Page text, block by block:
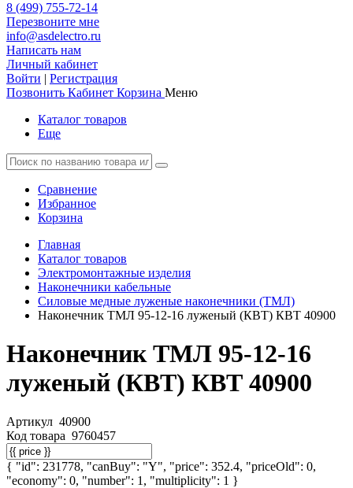
8 (499) 755-72-14
Перезвоните мне
info@asdelectro.ru
Написать нам
Личный кабинет
Войти | Регистрация
Позвонить Кабинет Корзина Меню
Каталог товаров
Еще
Сравнение
Избранное
Корзина
Главная
Каталог товаров
Электромонтажные изделия
Наконечники кабельные
Cиловые медные луженые наконечники (ТМЛ)
Наконечник ТМЛ 95-12-16 луженый (КВТ) КВТ 40900
Наконечник ТМЛ 95-12-16
луженый (КВТ) КВТ 40900
Артикул 40900
Код товара 9760457
{ "id": 231778, "canBuy": "Y", "price": 352.4, "priceOld": 0,
"economy": 0, "number": 1, "multiplicity": 1 }